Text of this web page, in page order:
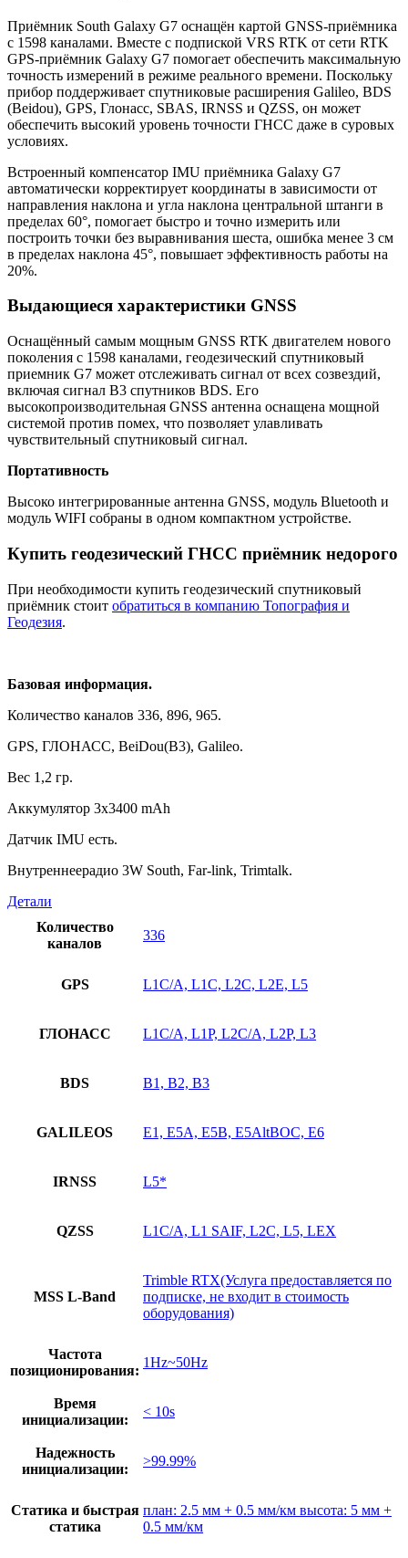
Приёмник South Galaxy G7 оснащён картой GNSS-приёмника
с 1598 каналами. Вместе с подпиской VRS RTK от сети RTK
GPS-приёмник Galaxy G7 помогает обеспечить максимальную
точность измерений в режиме реального времени. Поскольку
прибор поддерживает спутниковые расширения Galileo, BDS
(Beidou), GPS, Глонасс, SBAS, IRNSS и QZSS, он может
обеспечить высокий уровень точности ГНСС даже в суровых
условиях.
Встроенный компенсатор IMU приёмника Galaxy G7
автоматически корректирует координаты в зависимости от
направления наклона и угла наклона центральной штанги в
пределах 60°, помогает быстро и точно измерить или
построить точки без выравнивания шеста, ошибка менее 3 см
в пределах наклона 45°, повышает эффективность работы на
20%.
Выдающиеся характеристики GNSS
Оснащённый самым мощным GNSS RTK двигателем нового
поколения с 1598 каналами, геодезический спутниковый
приемник G7 может отслеживать сигнал от всех созвездий,
включая сигнал B3 спутников BDS. Его
высокопроизводительная GNSS антенна оснащена мощной
системой против помех, что позволяет улавливать
чувствительный спутниковый сигнал.
Портативность
Высоко интегрированные антенна GNSS, модуль Bluetooth и
модуль WIFI собраны в одном компактном устройстве.
Купить геодезический ГНСС приёмник недорого
При необходимости купить геодезический спутниковый
приёмник стоит обратиться в компанию Топография и
Геодезия.
Базовая информация.
Количество каналов 336, 896, 965.
GPS, ГЛОНАСС, BeiDou(B3), Galileo.
Вес 1,2 гр.
Аккумулятор 3х3400 mAh
Датчик IMU есть.
Внутреннеерадио 3W South, Far-link, Trimtalk.
Детали
Количество
каналов
336
GPS L1C/A, L1C, L2C, L2E, L5
ГЛОНАСС L1C/A, L1P, L2C/A, L2P, L3
BDS B1, B2, B3
GALILEOS E1, E5A, E5B, E5AltBOC, E6
IRNSS L5*
QZSS L1C/A, L1 SAIF, L2C, L5, LEX
MSS L-Band
Trimble RTX(Услуга предоставляется по
подписке, не входит в стоимость
оборудования)
Частота
позиционирования:
1Hz~50Hz
Время
инициализации:
< 10s
Надежность
инициализации:
>99.99%
Статика и быстрая
статика
план: 2.5 мм + 0.5 мм/км высота: 5 мм +
0.5 мм/км